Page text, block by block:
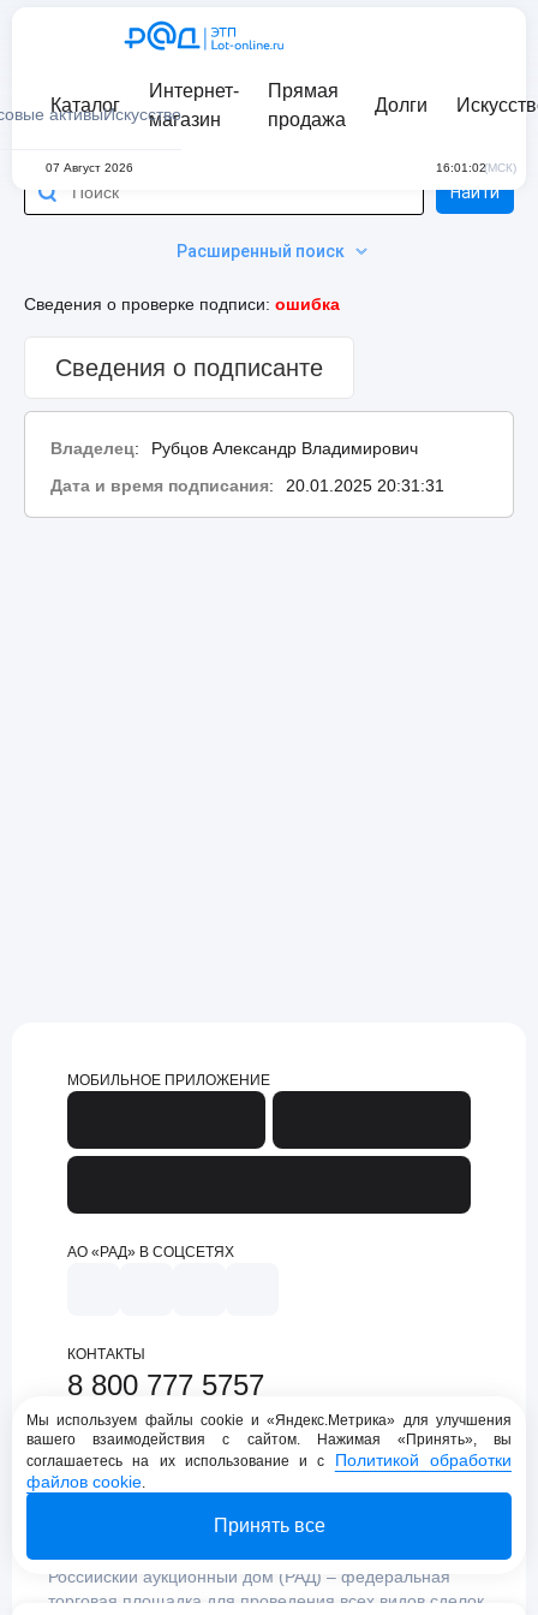
активыИскусство
Каталог
Интернет-
магазин
Прямая
продажа
Долги
07 Август 2026 16:01:02(МСК)
Расширенный поиск
Найти
Сведения о проверке подписи: ошибка
Сведения о подписанте
Владелец:
Рубцов Александр Владимирович
Дата и время подписания: 20.01.2025 20:31:31
МОБИЛЬНОЕ ПРИЛОЖЕНИЕ
АО «РАД» В СОЦСЕТЯХ
КОНТАКТЫ
8 800 777 5757
support@lot-online.ru
Техническая поддержка
Российский аукционный дом (РАД) – федеральная
торговая площадка для проведения всех видов сделок
Мы используем файлы cookie и «Яндекс.Метрика» для улучшения
вашего взаимодействия с сайтом. Нажимая «Принять», вы
соглашаетесь на их использование и с Политикой обработки
файлов cookie.
Принять все